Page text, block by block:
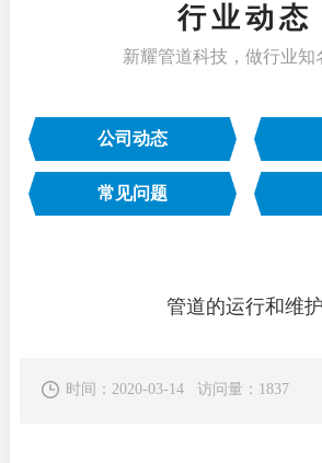
行业动态
新耀管道科技，做行业知
公司动态
常见问题
管道的运行和维护
时间：2020-03-14 访问量：1837